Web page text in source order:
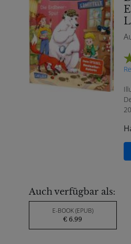
Auch verfügbar als:
E-BOOK (EPUB)
€ 6.99